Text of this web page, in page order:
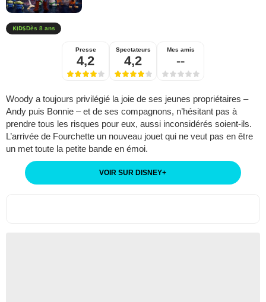
Dès 8 ans
Presse
4,2
Spectateurs
4,2
Mes amis
--
Woody a toujours privilégié la joie de ses jeunes propriétaires –
Andy puis Bonnie – et de ses compagnons, n’hésitant pas à
prendre tous les risques pour eux, aussi inconsidérés soient-ils.
L’arrivée de Fourchette un nouveau jouet qui ne veut pas en être
un met toute la petite bande en émoi.
VOIR SUR DISNEY+